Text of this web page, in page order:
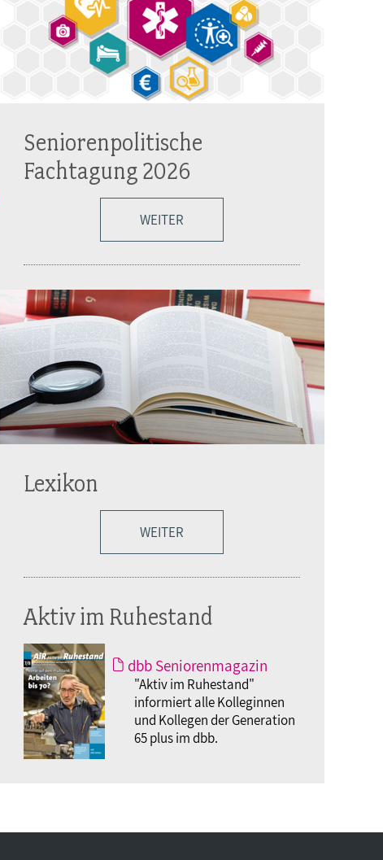
Seniorenpolitische
Fachtagung 2026
WEITER
Lexikon
WEITER
Aktiv im Ruhestand
dbb Seniorenmagazin
"Aktiv im Ruhestand"
informiert alle Kolleginnen
und Kollegen der Generation
65 plus im dbb.